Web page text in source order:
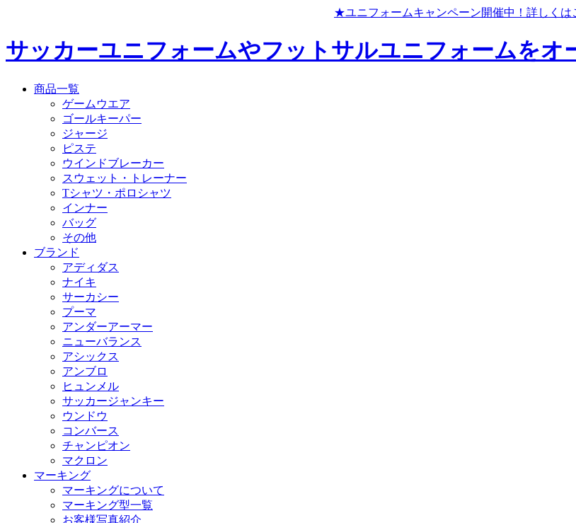
★ユニフォームキャンペーン開催中！詳しくは
サッカーユニフォームやフットサルユニフォームをオ
商品一覧
ゲームウエア
ゴールキーパー
ジャージ
ピステ
ウインドブレーカー
スウェット・トレーナー
Tシャツ・ポロシャツ
インナー
バッグ
その他
ブランド
アディダス
ナイキ
サーカシー
プーマ
アンダーアーマー
ニューバランス
アシックス
アンブロ
ヒュンメル
サッカージャンキー
ウンドウ
コンバース
チャンピオン
マクロン
マーキング
マーキングについて
マーキング型一覧
お客様写真紹介